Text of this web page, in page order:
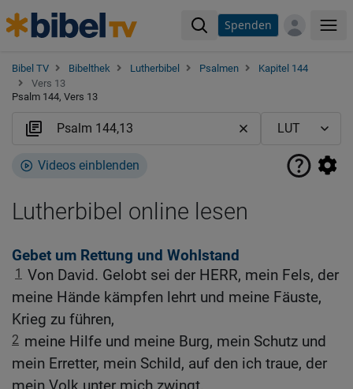
Spenden
Bibel TV Bibelthek Lutherbibel Psalmen
Kapitel 144
Vers 13
Psalm 144, Vers 13
Videos einblenden
Lutherbibel online lesen
Gebet um Rettung und Wohlstand
1 Von David. Gelobt sei der HERR, mein Fels, der
meine Hände kämpfen lehrt und meine Fäuste,
Krieg zu führen,
2 meine Hilfe und meine Burg, mein Schutz und
mein Erretter, mein Schild, auf den ich traue, der